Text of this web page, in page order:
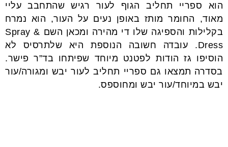
הוא ספריי תחליב הגוף לעור רגיש שהתחבב עליי
מאוד, החומר מותז באופן נעים על העור, הוא נמרח
בקלילות והספיגה שלו די מהירה ומכאן השם Spray &
Dress. עובדה חשובה הנוספת היא שלתרסיס לא
הוסיפו גז הודות לפטנט מיוחד שפיתחו בד”ר פישר.
בסדרה תמצאו גם ספריי תחליב לעור יבש ומגורה/עור
יבש במיוחד/עור יבש ומחוספס.